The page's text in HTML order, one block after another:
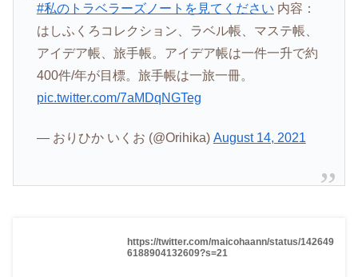
#私のトラベラーズノートを見てください 内容：
はしふくろコレクション、ラベル帳、マステ帳、
アイデア帳、旅手帳。アイデア帳は一件一升で約
400件/年が目標。旅手帳は一旅一冊。
pic.twitter.com/7aMDqNGTeg
— おりひか いくお (@Orihika) August 14, 2021
https://twitter.com/maicohaann/status/142649
6188904132609?s=21